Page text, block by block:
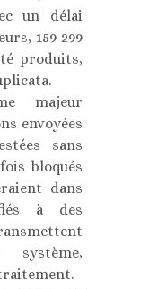
un délai
159 299
produits,
majeur
envoyées
sans
bloqués
dans
à des